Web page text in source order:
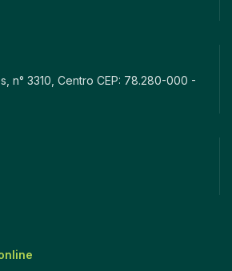
n° 3310, Centro CEP: 78.280-000 -